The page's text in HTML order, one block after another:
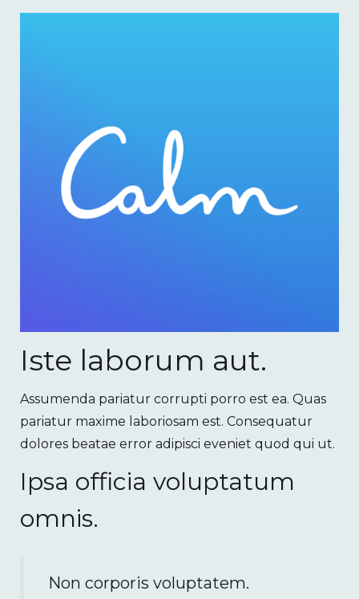
Iste laborum aut.
Assumenda pariatur corrupti porro est ea. Quas
pariatur maxime laboriosam est. Consequatur
dolores beatae error adipisci eveniet quod qui ut.
Ipsa officia voluptatum
omnis.
Non corporis voluptatem.